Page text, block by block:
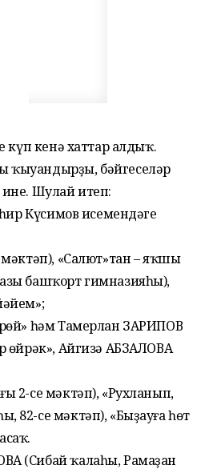
күп кенә хаттар алдыҡ.
ҡыуандырҙы, бәйгеселәр
ине. Шулай итеп:
Күсимов исемендәге
«Салют»тан – яҡшы
башҡорт гимназияһы),
һәм Тамерлан ЗАРИПОВ
өйрәк», Айгизә АБЗАЛОВА
2-се мәктәп), «Рухланып,
82-се мәктәп), «Быҙауға һөт
(Сибай ҡалаһы, Рамаҙан